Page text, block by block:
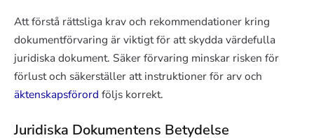
Att förstå rättsliga krav och rekommendationer kring
dokumentförvaring är viktigt för att skydda värdefulla
juridiska dokument. Säker förvaring minskar risken för
förlust och säkerställer att instruktioner för arv och
äktenskapsförord följs korrekt.
Juridiska Dokumentens Betydelse